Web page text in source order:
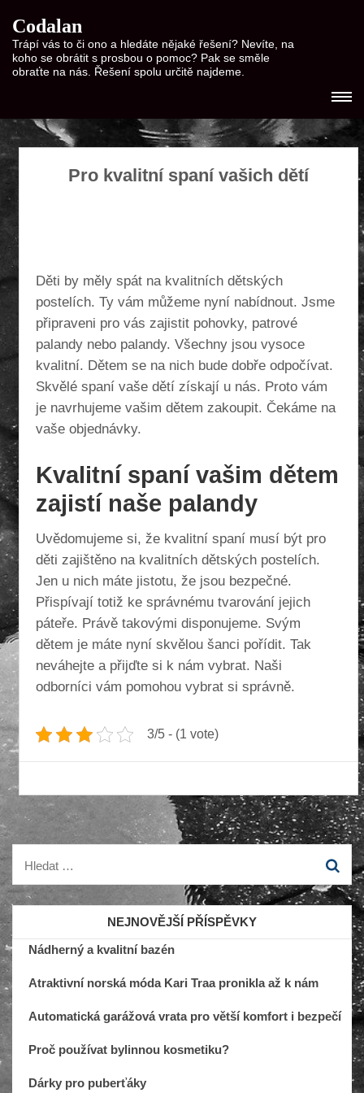
Codalan
Trápí vás to či ono a hledáte nějaké řešení? Nevíte, na
koho se obrátit s prosbou o pomoc? Pak se směle
obraťte na nás. Řešení spolu určitě najdeme.
Pro kvalitní spaní vašich dětí
Děti by měly spát na kvalitních dětských
postelích. Ty vám můžeme nyní nabídnout. Jsme
připraveni pro vás zajistit pohovky, patrové
palandy nebo palandy. Všechny jsou vysoce
kvalitní. Dětem se na nich bude dobře odpočívat.
Skvělé spaní vaše dětí získají u nás. Proto vám
je navrhujeme vašim dětem zakoupit. Čekáme na
vaše objednávky.
Kvalitní spaní vašim dětem
zajistí naše palandy
Uvědomujeme si, že kvalitní spaní musí být pro
děti zajištěno na kvalitních dětských postelích.
Jen u nich máte jistotu, že jsou bezpečné.
Přispívají totiž ke správnému tvarování jejich
páteře. Právě takovými disponujeme. Svým
dětem je máte nyní skvělou šanci pořídit. Tak
neváhejte a přijďte si k nám vybrat. Naši
odborníci vám pomohou vybrat si správně.
3/5 - (1 vote)
Vyhledávání
NEJNOVĚJŠÍ PŘÍSPĚVKY
Nádherný a kvalitní bazén
Atraktivní norská móda Kari Traa pronikla až k nám
Automatická garážová vrata pro větší komfort i bezpečí
Proč používat bylinnou kosmetiku?
Dárky pro puberťáky